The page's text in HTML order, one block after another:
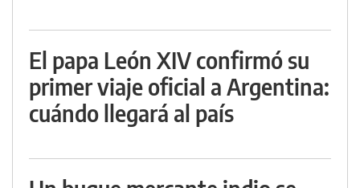
El papa León XIV confirmó su
primer viaje oficial a Argentina:
cuándo llegará al país